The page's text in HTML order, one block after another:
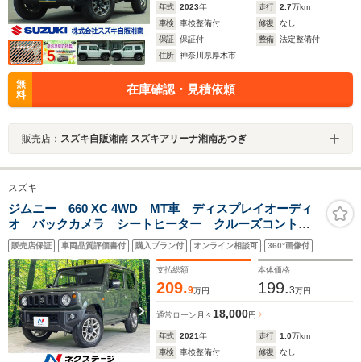
年式 2023年 走行 2.7万km
車検
車検整備付 修復
なし
保証
保証付 整備
法定整備付
住所
神奈川県厚木市
無
料
在庫確認・見積依頼
販売店： スズキ自販湘南 スズキアリーナ湘南あつぎ
スズキ
ジムニー 660 XC 4WD MT車 ディスプレイオーディ
オ バックカメラ シートヒーター クルーズコントロ
ール ETC スマートキー＆プッシュスタート オート
ハイビーム LEDヘッドライト 禁煙車 衝突被害軽減
装置
販売店保証 車両品質評価書付 購入プラン付 オンライン相談可 360°画像付
支払総額
209.9万円
本体価格
199.3万円
通常ローン 月々 18,000円
年式 2021年 走行 1.0万km
車検
車検整備付 修復 なし